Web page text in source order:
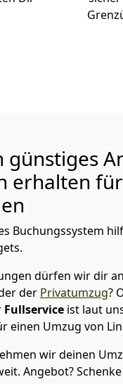
günstiges
erhalten
Buchungssystem
dürfen wir dir
der Privatumzug?
Fullservice ist laut
einen Umzug von
wir deinen
Angebot?